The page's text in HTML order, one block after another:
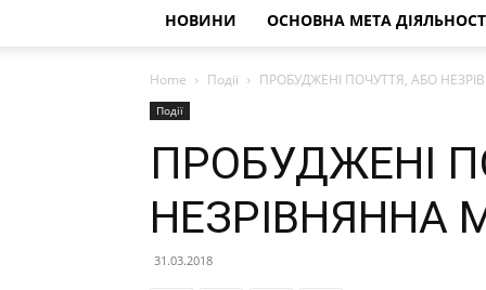
НОВИНИ ОСНОВНА МЕТА
Home Події ПРОБУДЖЕНІ ПОЧУТТЯ, АБО
Події
ПРОБУДЖЕНІ
НЕЗРІВНЯННА
31.03.2018